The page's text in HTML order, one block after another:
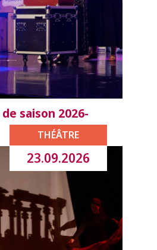
saison 2026-
THÉÂTRE
23.09.2026